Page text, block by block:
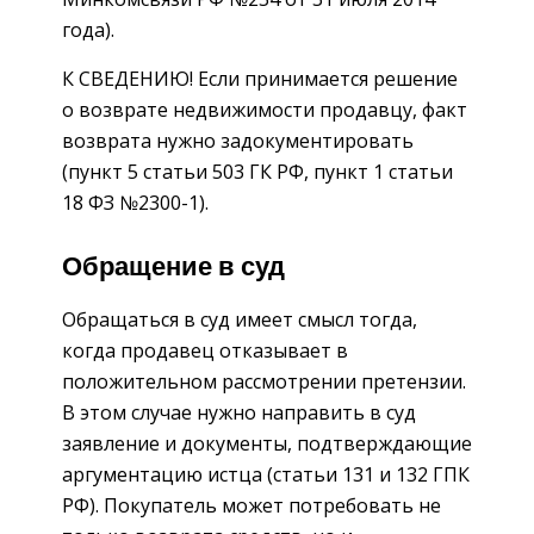
года).
К СВЕДЕНИЮ! Если принимается решение
о возврате недвижимости продавцу, факт
возврата нужно задокументировать
(пункт 5 статьи 503 ГК РФ, пункт 1 статьи
18 ФЗ №2300-1).
Обращение в суд
Обращаться в суд имеет смысл тогда,
когда продавец отказывает в
положительном рассмотрении претензии.
В этом случае нужно направить в суд
заявление и документы, подтверждающие
аргументацию истца (статьи 131 и 132 ГПК
РФ). Покупатель может потребовать не